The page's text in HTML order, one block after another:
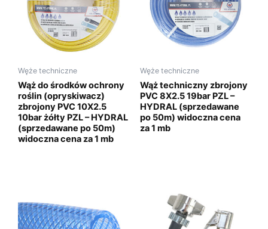
Węże techniczne
Wąż do środków ochrony
roślin (opryskiwacz)
zbrojony PVC 10X2.5
10bar żółty PZL – HYDRAL
(sprzedawane po 50m)
widoczna cena za 1 mb
Węże techniczne
Wąż techniczny zbrojony
PVC 8X2.5 19bar PZL –
HYDRAL (sprzedawane
po 50m) widoczna cena
za 1 mb